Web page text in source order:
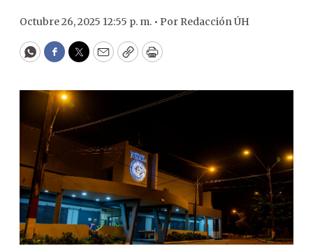
Octubre 26, 2025 12:55 p. m. • Por Redacción ÚH
WhatsApp
Facebook
Twitter
EmailCopyPrint